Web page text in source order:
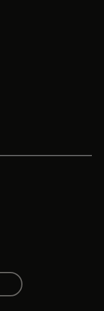
tab
a new tab